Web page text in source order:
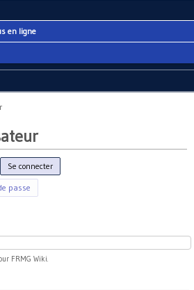
en ligne
Se connecter
passe
FRMG Wiki.